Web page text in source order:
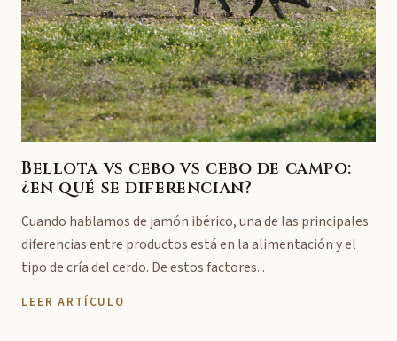
Bellota vs cebo vs cebo de campo:
¿en qué se diferencian?
Cuando hablamos de jamón ibérico, una de las principales
diferencias entre productos está en la alimentación y el
tipo de cría del cerdo. De estos factores...
LEER ARTÍCULO